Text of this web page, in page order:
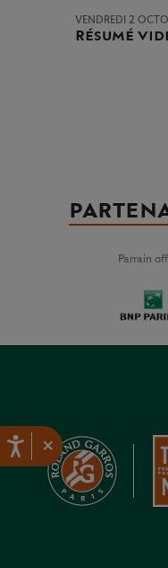
×
VENDREDI 2
Résumé
Parrain